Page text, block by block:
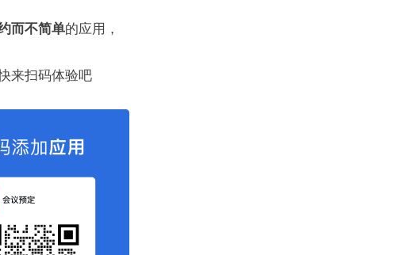
而不简单的应用，
来扫码体验吧